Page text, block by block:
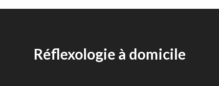
Réflexologie à domicile